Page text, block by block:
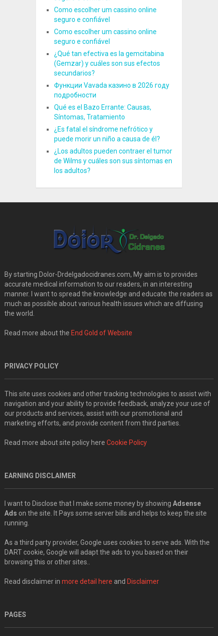
Como escolher um cassino online
seguro e confiável
Como escolher um cassino online
seguro e confiável
¿Qué tan efectiva es la gemcitabina
(Gemzar) y cuáles son sus efectos
secundarios?
Функции Vavada казино в 2026 году
подробности
Qué es el Bazo Errante: Causas,
Síntomas, Tratamiento
¿Es fatal el síndrome nefrótico y
puede morir un niño a causa de él?
¿Los adultos pueden contraer el tumor
de Wilms y cuáles son sus síntomas en
los adultos?
By starting Dolor-Drdelgadocidranes.com, My aim is to provides
accurate medical information to our readers, in an interesting
manner. I want to spread the knowledge and educate the readers as
much as possible about various health issues which are diffusing
the world.
Read more about the End Gold of Website
PRIVACY POLICY
This site uses cookies and other tracking technologies to assist with
navigation and your ability to provide feedback, analyze your use of
our products and services, assist with our promotional and
marketing efforts, and provide content from third parties.
Read more about site policy here Cookie Policy
EARNING DISCLAIMER
I want to Disclose that I make some money by showing Adsense
Ads on the site. It Pays some server bills and helps to keep the site
running.
As a third party provider, Google uses cookies to serve ads. With the
DART cookie, Google will adapt the ads to you based on their
browsing this or other sites..
Read disclaimer in more detail here and Disclaimer
PAGES